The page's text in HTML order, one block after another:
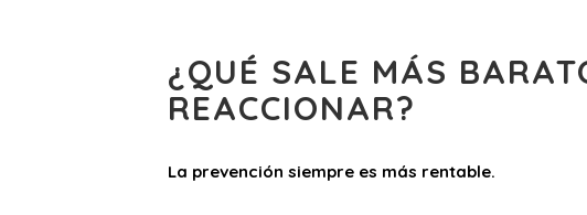
¿QUÉ SALE MÁS
REACCIONAR?
La prevención siempre es más rentable.